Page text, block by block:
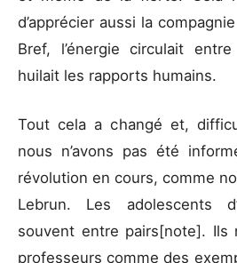
d’apprécier aussi la
Bref, l’énergie circulait
huilait les rapports humains.
Tout cela a changé et,
nous n’avons pas été
révolution en cours, comme
Lebrun. Les adolescents
souvent entre pairs[note]. Ils
professeurs comme des